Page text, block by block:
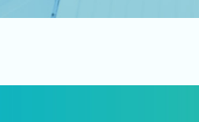
贈与税 申告 税理士